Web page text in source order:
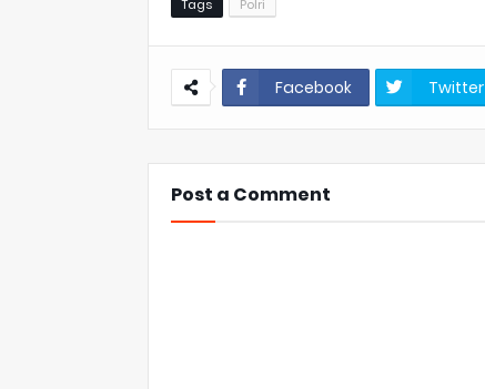
Tags Polri
Facebook Twitter
Post a Comment